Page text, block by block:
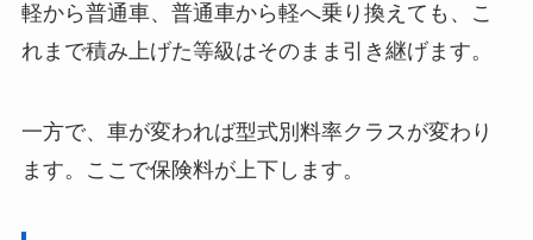
軽から普通車、普通車から軽へ乗り換えても、こ
れまで積み上げた等級はそのまま引き継げます。
一方で、車が変われば型式別料率クラスが変わり
ます。ここで保険料が上下します。